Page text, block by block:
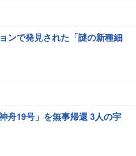
ンで発見された「謎の新種細
舟19号」を無事帰還 3人の宇